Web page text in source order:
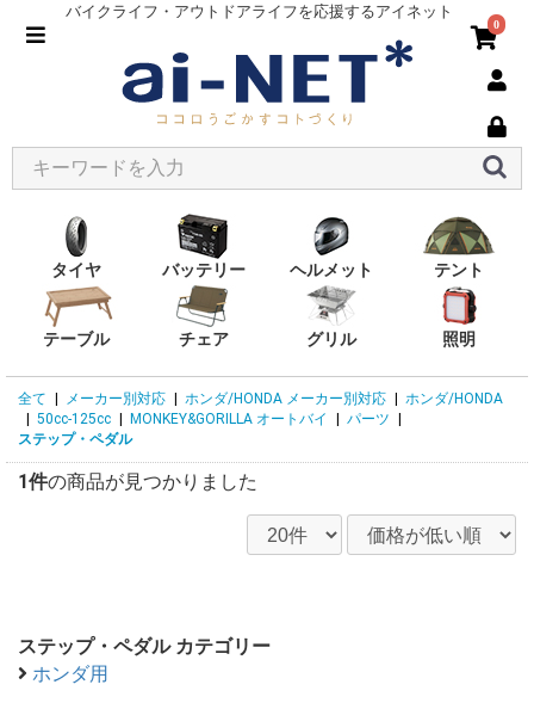
バイクライフ・アウトドアライフを応援するアイネット
0
タイヤ バッテリー ヘルメット テント
テーブル チェア グリル 照明
全て メーカー別対応 ホンダ/HONDA メーカー別対応
ホンダ/HONDA
50cc-125cc MONKEY&GORILLA オートバイ パーツ
ステップ・ペダル
1件の商品が見つかりました
ステップ・ペダル カテゴリー
ホンダ用